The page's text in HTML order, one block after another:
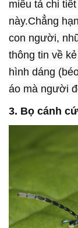
miêu tả chi
này.Chẳng
con người,
thông tin về
hình dáng
áo mà người
3. Bọ cánh